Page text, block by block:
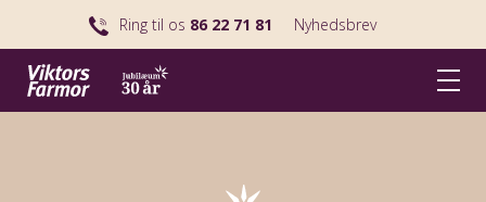
Ring til os 86 22 71 81 Nyhedsbrev